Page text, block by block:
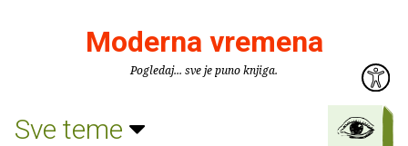
Moderna vremena
Pogledaj... sve je puno knjiga.
Sve teme